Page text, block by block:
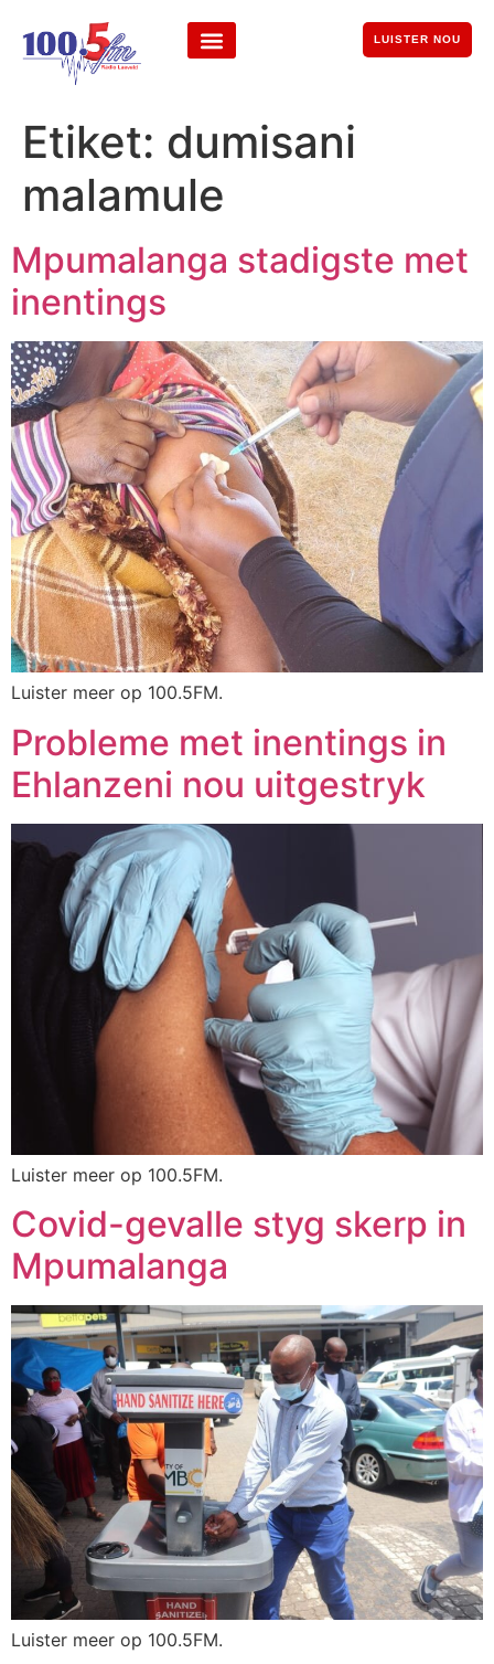
LUISTER NOU
Etiket: dumisani
malamule
Mpumalanga stadigste met
inentings
Luister meer op 100.5FM.
Probleme met inentings in
Ehlanzeni nou uitgestryk
Luister meer op 100.5FM.
Covid-gevalle styg skerp in
Mpumalanga
Luister meer op 100.5FM.